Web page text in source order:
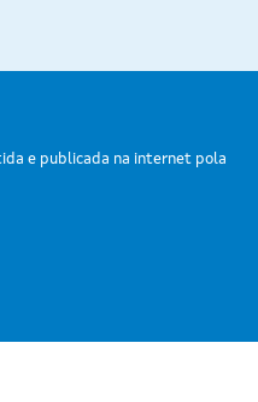
e publicada na internet pola